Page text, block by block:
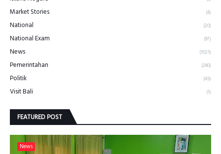
Market Stories (4)
National (20)
National Exam (97)
News (1021)
Pemerintahan (280)
Politik (45)
Visit Bali (1)
FEATURED POST
News